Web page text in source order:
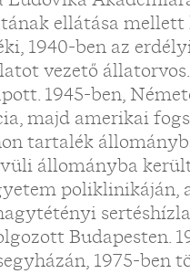
ellátása
1940-ben az
vezető
1945-ben,
majd amerikai
tartalék
állományba
poliklinikáján,
Budapesten.
1975-ben